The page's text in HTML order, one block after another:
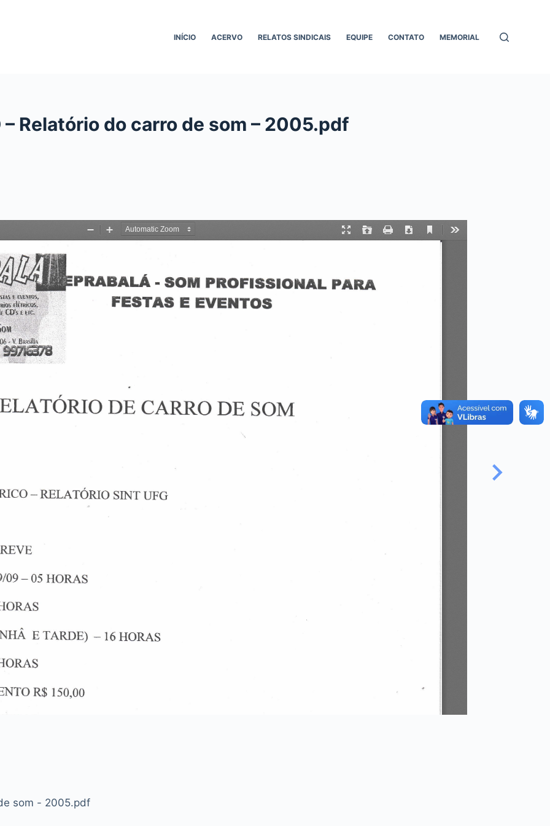
INÍCIO ACERVO RELATOS SINDICAIS EQUIPE CONTATO MEMORIAL
Relatório do carro de som – 2005.pdf
som - 2005.pdf